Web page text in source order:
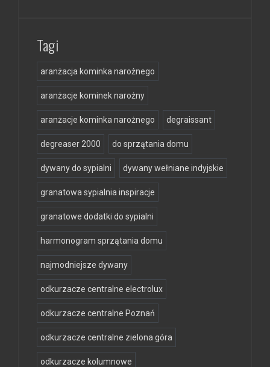
Tagi
aranżacja kominka narożnego
aranżacje kominek narożny
aranżacje kominka narożnego degraissant
degreaser 2000 do sprzątania domu
dywany do sypialni dywany wełniane indyjskie
granatowa sypialnia inspiracje
granatowe dodatki do sypialni
harmonogram sprzątania domu
najmodniejsze dywany
odkurzacze centralne electrolux
odkurzacze centralne Poznań
odkurzacze centralne zielona góra
odkurzacze kolumnowe